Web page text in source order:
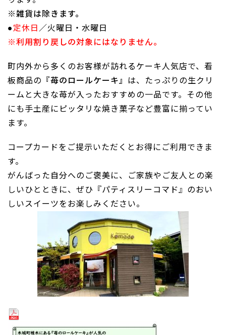
※雑貨は除きます。
● 定休日 ／火曜日・水曜日
※利用割り戻しの対象にはなりません。
町内外から多くのお客様が訪れるケーキ人気店で、看
板商品の 『苺のロールケーキ』 は、たっぷりの生クリ
ームと大きな苺が入ったおすすめの一品です。その他
にも手土産にピッタリな焼き菓子など豊富に揃ってい
ます。
コープカードをご提示いただくとお得にご利用できま
す。
がんばった自分へのご褒美に、ご家族やご友人との楽
しいひとときに、ぜひ『パティスリーコマド』のおい
しいスイーツをお楽しみください。